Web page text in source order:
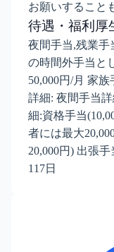
お願いすること
待遇・福利厚
夜間手当,残業手
の時間外手当と
50,000円/月 家
詳細: 夜間手当
細:資格手当
者には最大
20,000円) 出張
117日